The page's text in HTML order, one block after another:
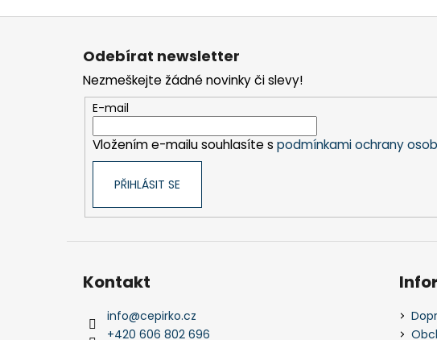
Z
Odebírat newsletter
Nezmeškejte žádné novinky či slevy!
E-mail
Vložením e-mailu souhlasíte s podmínkami ochrany
PŘIHLÁSIT SE
Kontakt
info@cepirko.cz
+420 606 802 696